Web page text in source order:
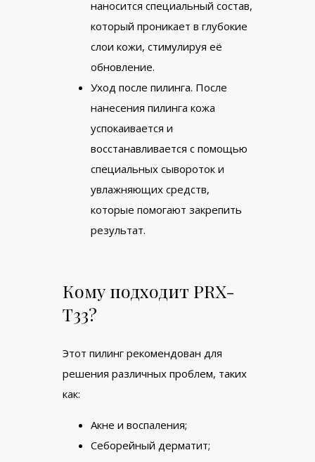
наносится специальный состав,
который проникает в глубокие
слои кожи, стимулируя её
обновление.
Уход после пилинга. После
нанесения пилинга кожа
успокаивается и
восстанавливается с помощью
специальных сывороток и
увлажняющих средств,
которые помогают закрепить
результат.
Кому подходит PRX-
T33?
Этот пилинг рекомендован для
решения различных проблем, таких
как:
Акне и воспаления;
Себорейный дерматит;